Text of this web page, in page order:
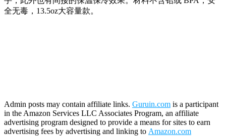
全无毒，13.5oz大容量款。
Admin posts may contain affiliate links. Guruin.com is a participant
in the Amazon Services LLC Associates Program, an affiliate
advertising program designed to provide a means for sites to earn
advertising fees by advertising and linking to Amazon.com